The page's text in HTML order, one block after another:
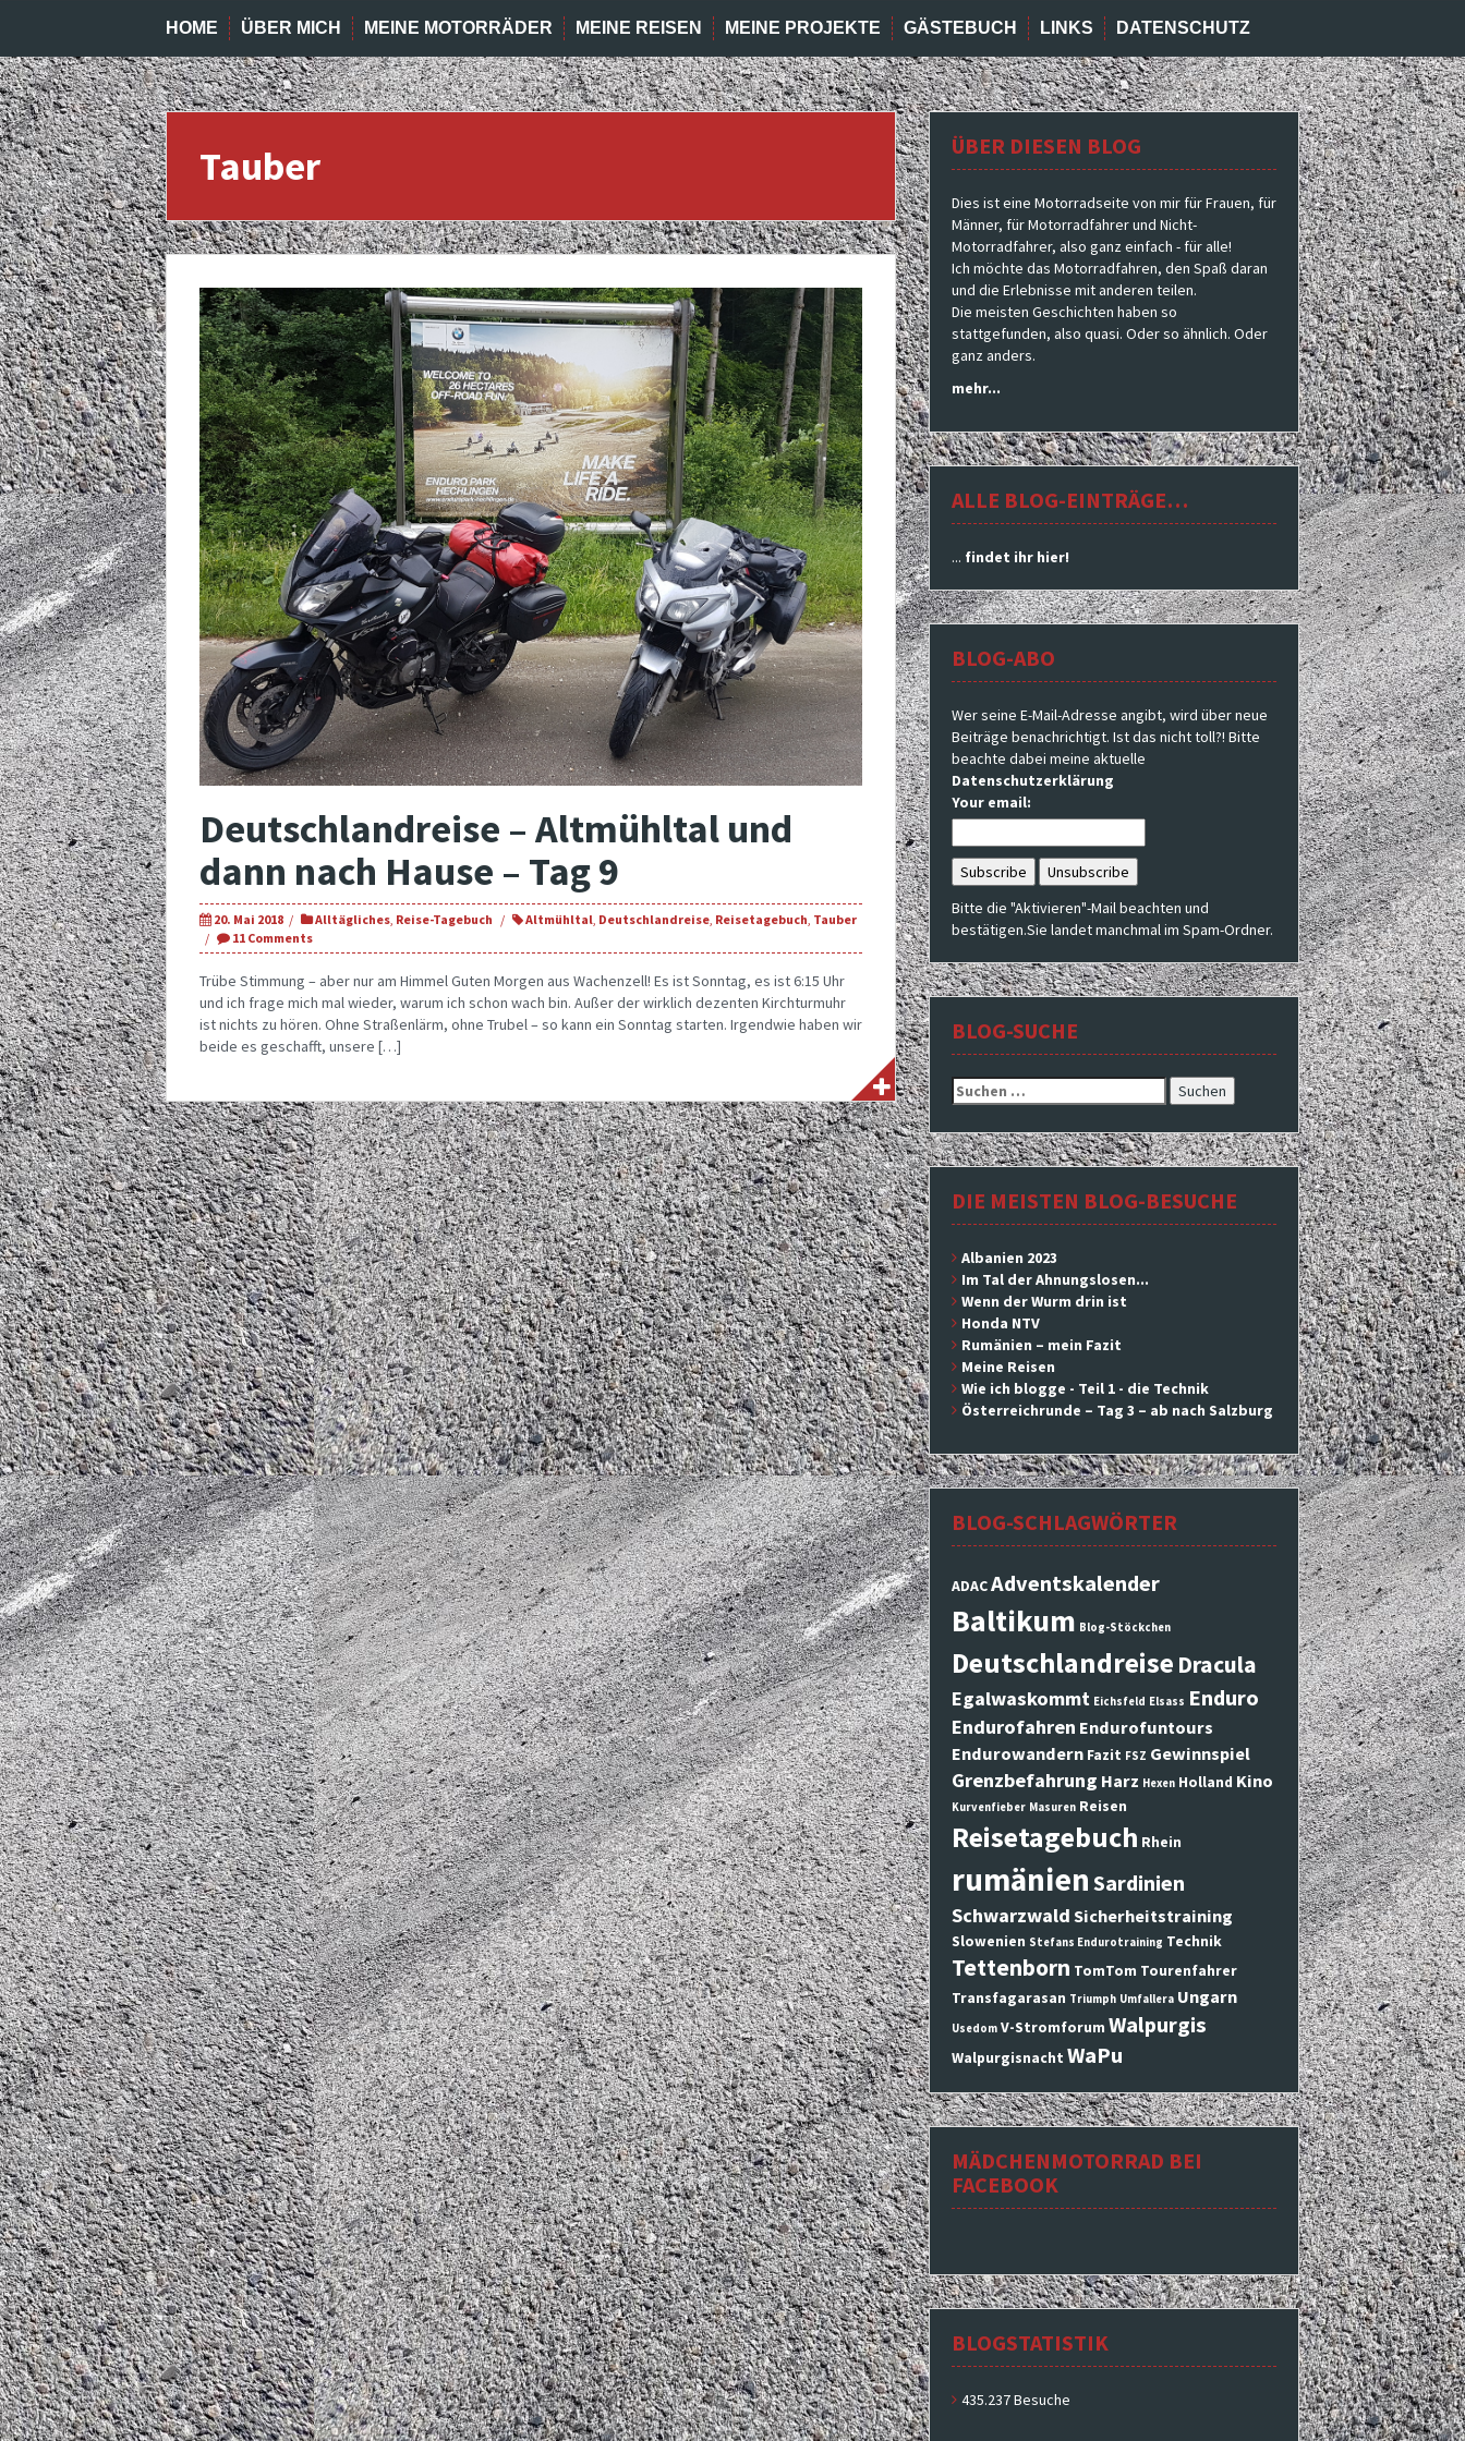
HOME ÜBER MICH MEINE MOTORRÄDER MEINE REISEN MEINE PROJEKTE GÄSTEBUCH LINKS DATENSCHUTZ
Tauber
Deutschlandreise – Altmühltal und
dann nach Hause – Tag 9
20. Mai 2018 Alltägliches Reise-Tagebuch Altmühltal Deutschlandreise Reisetagebuch Tauber
11 Comments
Trübe Stimmung – aber nur am Himmel Guten Morgen aus Wachenzell! Es ist Sonntag, es ist 6:15 Uhr
und ich frage mich mal wieder, warum ich schon wach bin. Außer der wirklich dezenten Kirchturmuhr
ist nichts zu hören. Ohne Straßenlärm, ohne Trubel – so kann ein Sonntag starten. Irgendwie haben wir
beide es geschafft, unsere […]
ÜBER DIESEN BLOG
Dies ist eine Motorradseite von mir für Frauen, für
Männer, für Motorradfahrer und Nicht-
Motorradfahrer, also ganz einfach - für alle!
Ich möchte das Motorradfahren, den Spaß daran
und die Erlebnisse mit anderen teilen.
Die meisten Geschichten haben so
stattgefunden, also quasi. Oder so ähnlich. Oder
ganz anders.
mehr...
ALLE BLOG-EINTRÄGE…
... findet ihr hier!
BLOG-ABO
Wer seine E-Mail-Adresse angibt, wird über neue
Beiträge benachrichtigt. Ist das nicht toll?! Bitte
beachte dabei meine aktuelle
Datenschutzerklärung
Your email:
Bitte die "Aktivieren"-Mail beachten und
bestätigen.Sie landet manchmal im Spam-Ordner.
BLOG-SUCHE
Suchen
nach:
DIE MEISTEN BLOG-BESUCHE
Albanien 2023
Im Tal der Ahnungslosen...
Wenn der Wurm drin ist
Honda NTV
Rumänien – mein Fazit
Meine Reisen
Wie ich blogge - Teil 1 - die Technik
Österreichrunde – Tag 3 – ab nach Salzburg
BLOG-SCHLAGWÖRTER
ADACAdventskalender
Baltikum Blog-Stöckchen
Deutschlandreise Dracula
Egalwaskommt Eichsfeld Elsass Enduro
Endurofahren Endurofuntours
Endurowandern Fazit FSZ Gewinnspiel
Grenzbefahrung Harz Hexen Holland Kino
Kurvenfieber Masuren Reisen
Reisetagebuch Rhein
rumänienSardinien
Schwarzwald Sicherheitstraining
Slowenien Stefans Endurotraining Technik
Tettenborn TomTom Tourenfahrer
Transfagarasan Triumph Umfallera Ungarn
Usedom V-Stromforum Walpurgis
Walpurgisnacht WaPu
MÄDCHENMOTORRAD BEI
FACEBOOK
BLOGSTATISTIK
435.237 Besuche